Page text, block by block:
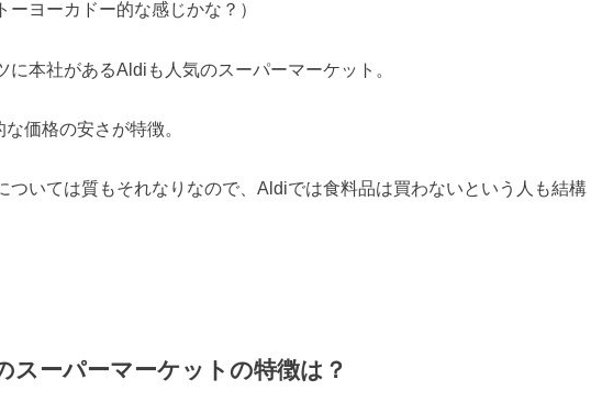
ーヨーカドー的な感じかな？）
に本社があるAldiも人気のスーパーマーケット。
価格の安さが特徴。
ついては質もそれなりなので、Aldiでは食料品は買わないという人も結構
スーパーマーケットの特徴は？